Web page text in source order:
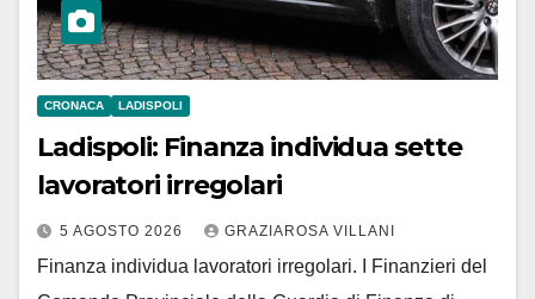
CRONACA LADISPOLI
Ladispoli: Finanza individua sette
lavoratori irregolari
5 AGOSTO 2026 GRAZIAROSA VILLANI
Finanza individua lavoratori irregolari. I Finanzieri del